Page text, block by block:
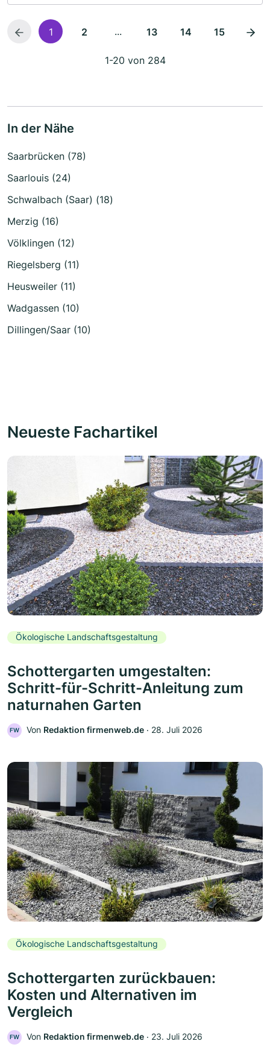
1 2 ... 13 14 15
1-20 von 284
In der Nähe
Saarbrücken (78)
Saarlouis (24)
Schwalbach (Saar) (18)
Merzig (16)
Völklingen (12)
Riegelsberg (11)
Heusweiler (11)
Wadgassen (10)
Dillingen/Saar (10)
Neueste Fachartikel
Ökologische Landschaftsgestaltung
Schottergarten umgestalten:
Schritt-für-Schritt-Anleitung zum
naturnahen Garten
FW Von Redaktion firmenweb.de ‧ 28. Juli 2026
Ökologische Landschaftsgestaltung
Schottergarten zurückbauen:
Kosten und Alternativen im
Vergleich
FW Von Redaktion firmenweb.de ‧ 23. Juli 2026